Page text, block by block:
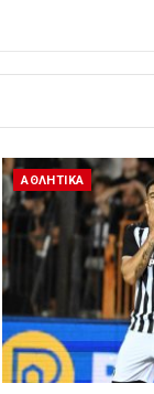
ΑΘΛΗΤΙΚΑ